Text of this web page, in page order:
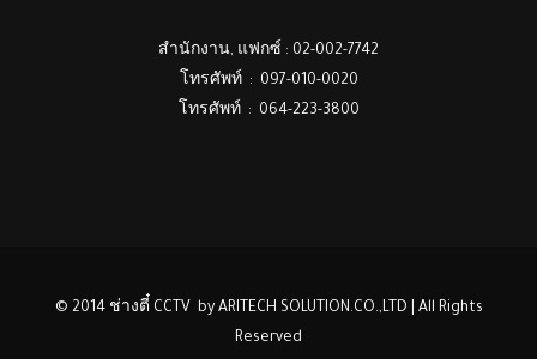
สำนักงาน, แฟกซ์ : 02-002-7742
โทรศัพท์ : 097-010-0020
โทรศัพท์ : 064-223-3800
© 2014 ช่างตี๋ CCTV by ARITECH SOLUTION.CO.,LTD | All Rights
Reserved